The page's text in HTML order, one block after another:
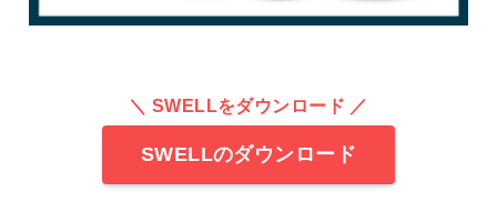
＼SWELLをダウンロード ／
SWELLのダウンロード